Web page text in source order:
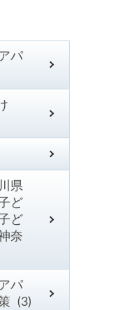
パ
県
ど
ど
奈
パ
(3)